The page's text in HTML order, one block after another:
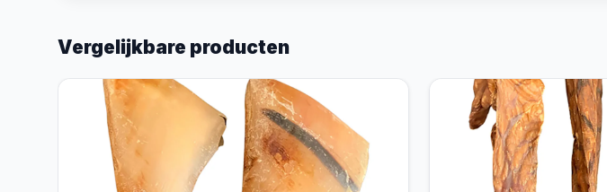
Vergelijkbare producten